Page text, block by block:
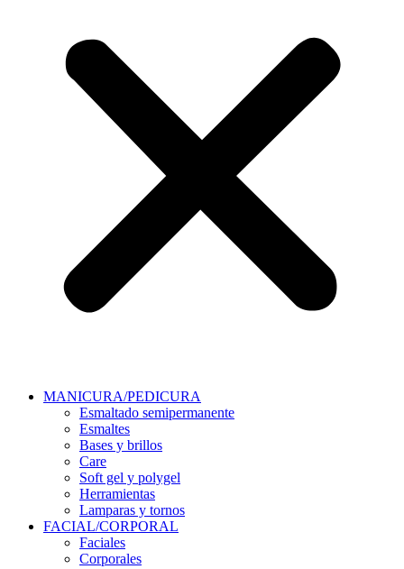
MANICURA/PEDICURA
Esmaltado semipermanente
Esmaltes
Bases y brillos
Care
Soft gel y polygel
Herramientas
Lamparas y tornos
FACIAL/CORPORAL
Faciales
Corporales